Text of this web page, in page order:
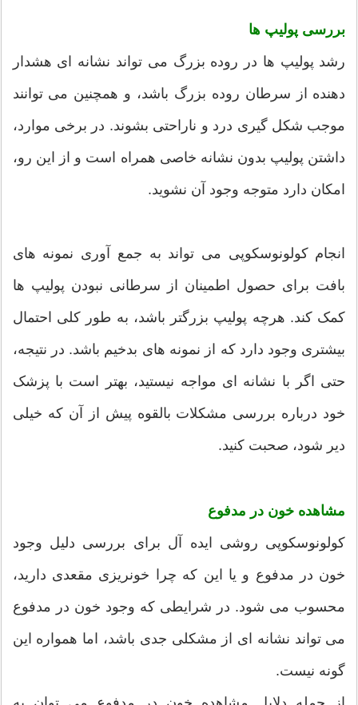
بررسی پولیپ ها
رشد پولیپ ها در روده بزرگ می تواند نشانه ای هشدار
دهنده از سرطان روده بزرگ باشد، و همچنین می توانند
موجب شکل گیری درد و ناراحتی بشوند. در برخی موارد،
داشتن پولیپ بدون نشانه خاصی همراه است و از این رو،
امکان دارد متوجه وجود آن نشوید.
انجام کولونوسکوپی می تواند به جمع آوری نمونه های
بافت برای حصول اطمینان از سرطانی نبودن پولیپ ها
کمک کند. هرچه پولیپ بزرگتر باشد، به طور کلی احتمال
بیشتری وجود دارد که از نمونه های بدخیم باشد. در نتیجه،
حتی اگر با نشانه ای مواجه نیستید، بهتر است با پزشک
خود درباره بررسی مشکلات بالقوه پیش از آن که خیلی
دیر شود، صحبت کنید.
مشاهده خون در مدفوع
کولونوسکوپی روشی ایده آل برای بررسی دلیل وجود
خون در مدفوع و یا این که چرا خونریزی مقعدی دارید،
محسوب می شود. در شرایطی که وجود خون در مدفوع
می تواند نشانه ای از مشکلی جدی باشد، اما همواره این
گونه نیست.